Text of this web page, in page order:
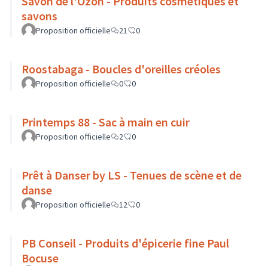
savons
Proposition officielle 21 0
Roostabaga - Boucles d'oreilles créoles
Proposition officielle 0 0
Printemps 88 - Sac à main en cuir
Proposition officielle 2 0
Prêt à Danser by LS - Tenues de scène et de
danse
Proposition officielle 12 0
PB Conseil - Produits d'épicerie fine Paul
Bocuse